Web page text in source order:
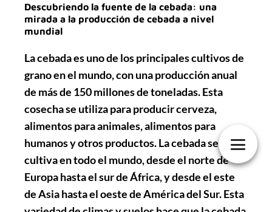
Descubriendo la fuente de la cebada: una
mirada a la producción de cebada a nivel
mundial
La cebada es uno de los principales cultivos de
grano en el mundo, con una producción anual
de más de 150 millones de toneladas. Esta
cosecha se utiliza para producir cerveza,
alimentos para animales, alimentos para
humanos y otros productos. La cebada se
cultiva en todo el mundo, desde el norte de
Europa hasta el sur de África, y desde el este
de Asia hasta el oeste de América del Sur. Esta